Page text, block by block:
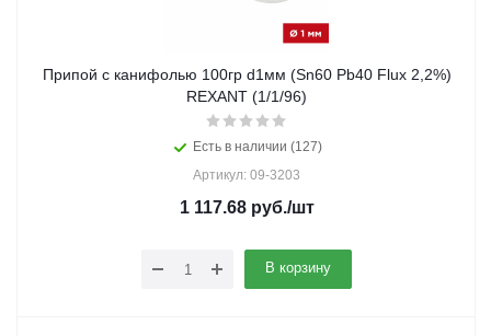
Припой с канифолью 100гр d1мм (Sn60 Pb40 Flux 2,2%)
REXANT (1/1/96)
Есть в наличии (127)
Артикул: 09-3203
1 117.68руб./шт
В корзину